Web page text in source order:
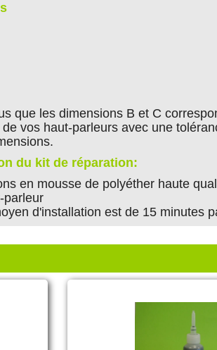
que les dimensions B et C
vos haut-parleurs avec une
du kit de réparation:
en mousse de polyéther haute
parleur
d'installation est de 15 minutes